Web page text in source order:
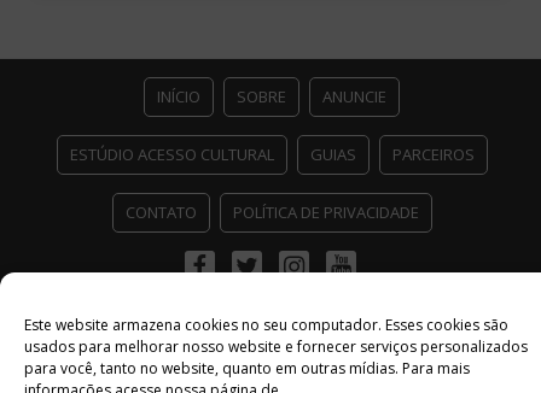
Este website armazena cookies no seu computador. Esses cookies são
usados ​​para melhorar nosso website e fornecer serviços personalizados
para você, tanto no website, quanto em outras mídias. Para mais
INÍCIO SOBRE ANUNCIE
ESTÚDIO ACESSO CULTURAL GUIAS PARCEIROS
CONTATO POLÍTICA DE PRIVACIDADE
FacebookTwitterInstagramYoutube
Desenvolvido por Del Vieira